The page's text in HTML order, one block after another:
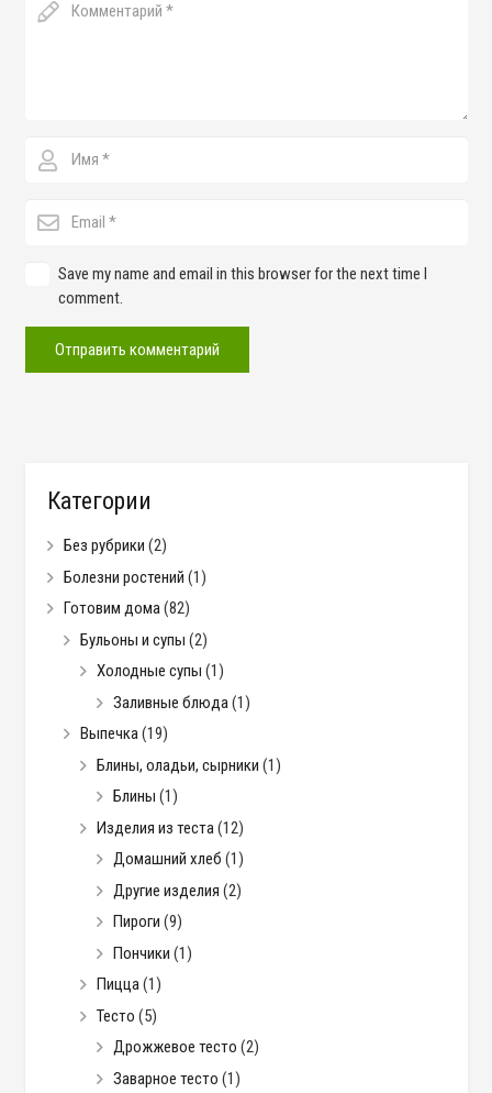
Save my name and email in this browser for the next time I
comment.
Отправить комментарий
Категории
Без рубрики (2)
Болезни ростений (1)
Готовим дома(82)
Бульоны и супы (2)
Холодные супы (1)
Заливные блюда(1)
Выпечка(19)
Блины, оладьи, сырники (1)
Блины (1)
Изделия из теста(12)
Домашний хлеб (1)
Другие изделия (2)
Пироги (9)
Пончики (1)
Пицца(1)
Тесто (5)
Дрожжевое тесто (2)
Заварное тесто (1)